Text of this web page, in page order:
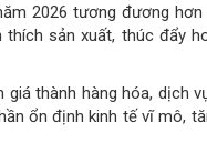
2026 tương đương
thích sản xuất, thúc đẩy
giá thành hàng hóa, dịch
ổn định kinh tế vĩ mô,